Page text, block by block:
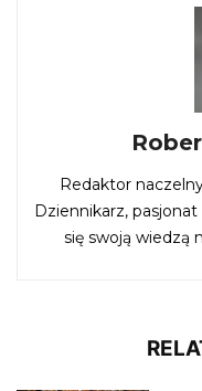
Redaktor
Dziennikarz,
się swoją wiedzą